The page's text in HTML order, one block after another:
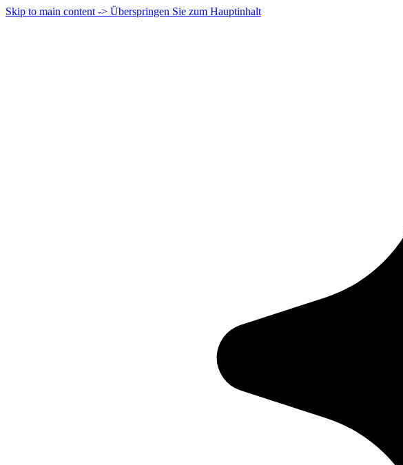
Skip to main content -> Überspringen Sie zum Hauptinhalt